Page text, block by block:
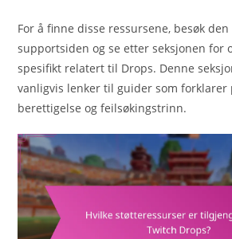
For å finne disse ressursene, besøk
supportsiden og se etter seksjonen for
spesifikt relatert til Drops. Denne
vanligvis lenker til guider som forklarer
berettigelse og feilsøkingstrinn.